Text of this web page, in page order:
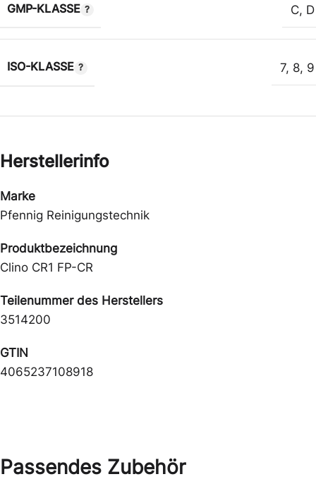
GMP-KLASSE C, D
ISO-KLASSE 7, 8, 9
Herstellerinfo
Marke
Pfennig Reinigungstechnik
Produktbezeichnung
Clino CR1 FP-CR
Teilenummer des Herstellers
3514200
GTIN
4065237108918
Passendes Zubehör